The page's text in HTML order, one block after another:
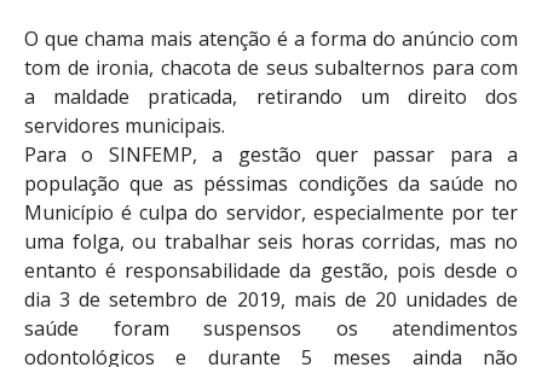
O que chama mais atenção é a forma do anúncio com
tom de ironia, chacota de seus subalternos para com
a maldade praticada, retirando um direito dos
servidores municipais.
Para o SINFEMP, a gestão quer passar para a
população que as péssimas condições da saúde no
Município é culpa do servidor, especialmente por ter
uma folga, ou trabalhar seis horas corridas, mas no
entanto é responsabilidade da gestão, pois desde o
dia 3 de setembro de 2019, mais de 20 unidades de
saúde foram suspensos os atendimentos
odontológicos e durante 5 meses ainda não